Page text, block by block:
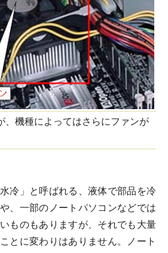
、機種によってはさらにファンが
冷」と呼ばれる、液体で部品を冷
、一部のノートパソコンなどでは
ものもありますが、それでも大量
とに変わりはありません。ノート